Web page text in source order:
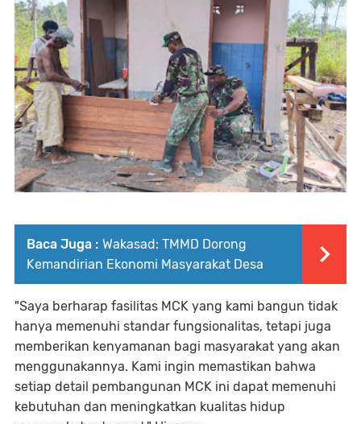
Baca Juga : Wakasad: TMMD Dorong
Kemandirian Ekonomi Masyarakat Desa
"Saya berharap fasilitas MCK yang kami bangun tidak
hanya memenuhi standar fungsionalitas, tetapi juga
memberikan kenyamanan bagi masyarakat yang akan
menggunakannya. Kami ingin memastikan bahwa
setiap detail pembangunan MCK ini dapat memenuhi
kebutuhan dan meningkatkan kualitas hidup